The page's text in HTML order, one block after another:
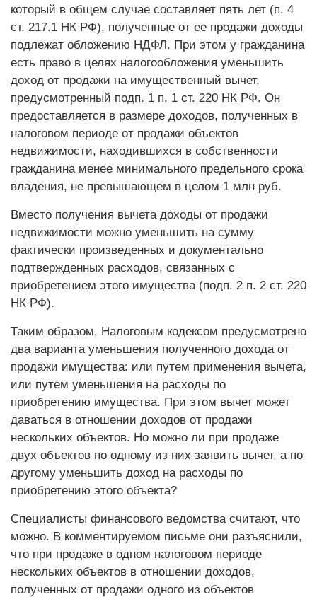
который в общем случае составляет пять лет (п. 4
ст. 217.1 НК РФ), полученные от ее продажи доходы
подлежат обложению НДФЛ. При этом у гражданина
есть право в целях налогообложения уменьшить
доход от продажи на имущественный вычет,
предусмотренный подп. 1 п. 1 ст. 220 НК РФ. Он
предоставляется в размере доходов, полученных в
налоговом периоде от продажи объектов
недвижимости, находившихся в собственности
гражданина менее минимального предельного срока
владения, не превышающем в целом 1 млн руб.
Вместо получения вычета доходы от продажи
недвижимости можно уменьшить на сумму
фактически произведенных и документально
подтвержденных расходов, связанных с
приобретением этого имущества (подп. 2 п. 2 ст. 220
НК РФ).
Таким образом, Налоговым кодексом предусмотрено
два варианта уменьшения полученного дохода от
продажи имущества: или путем применения вычета,
или путем уменьшения на расходы по
приобретению имущества. При этом вычет может
даваться в отношении доходов от продажи
нескольких объектов. Но можно ли при продаже
двух объектов по одному из них заявить вычет, а по
другому уменьшить доход на расходы по
приобретению этого объекта?
Специалисты финансового ведомства считают, что
можно. В комментируемом письме они разъяснили,
что при продаже в одном налоговом периоде
нескольких объектов в отношении доходов,
полученных от продажи одного из объектов